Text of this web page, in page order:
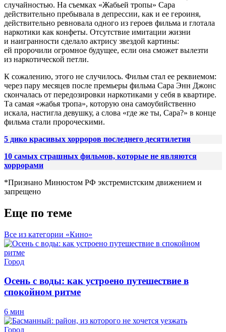
случайностью. На съемках «Жабьей тропы» Сара
действительно пребывала в депрессии, как и ее героиня,
действительно ревновала одного из героев фильма и глотала
наркотики как конфеты. Отсутствие имитации жизни
и наигранности сделало актрису звездой картины:
ей пророчили огромное будущее, если она сможет вылезти
из наркотической петли.
К сожалению, этого не случилось. Фильм стал ее реквиемом:
через пару месяцев после премьеры фильма Сара Энн Джонс
скончалась от передозировки наркотиками у себя в квартире.
Та самая «жабья тропа», которую она самоубийственно
искала, настигла девушку, а слова «где же ты, Сара?» в конце
фильма стали пророческими.
5 дико красивых хорроров последнего десятилетия
10 самых страшных фильмов, которые не являются
хоррорами
*Признано Минюстом РФ экстремистским движением и
запрещено
Еще по теме
Все из категории «Кино»
Город
Осень с воды: как устроено путешествие в
спокойном ритме
6 мин
Город